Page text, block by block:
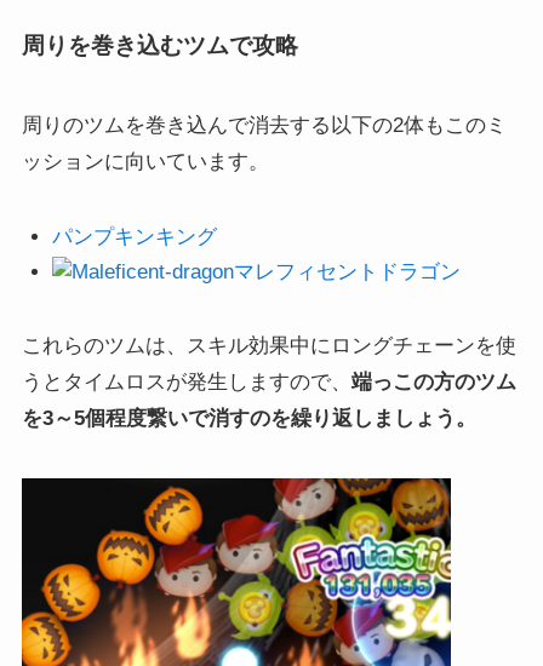
周りを巻き込むツムで攻略
周りのツムを巻き込んで消去する以下の2体もこのミ
ッションに向いています。
パンプキンキング
マレフィセントドラゴン
これらのツムは、スキル効果中にロングチェーンを使
うとタイムロスが発生しますので、 端っこの方のツム
を3～5個程度繋いで消すのを繰り返しましょう。